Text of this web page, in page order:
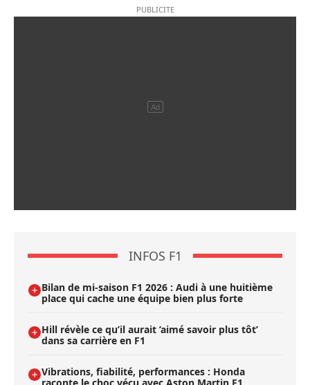
INFOS F1
Bilan de mi-saison F1 2026 : Audi à une huitième
place qui cache une équipe bien plus forte
Hill révèle ce qu’il aurait ’aimé savoir plus tôt’
dans sa carrière en F1
Vibrations, fiabilité, performances : Honda